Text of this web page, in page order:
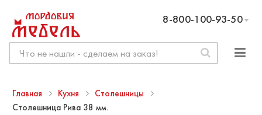
8-800-100-93-50
Главная Кухня
Столешницы
Столешница Рива 38 мм.